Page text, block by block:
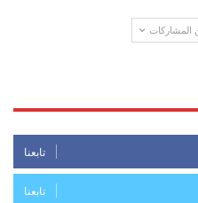
المشاركات
تابعنا
تابعنا